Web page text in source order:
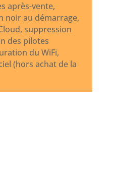
après-vente,
noir au démarrage,
suppression
des pilotes
du WiFi,
(hors achat de la